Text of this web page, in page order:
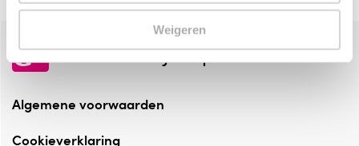
Weigeren
de vriendelijke specialist
Algemene voorwaarden
Cookieverklaring